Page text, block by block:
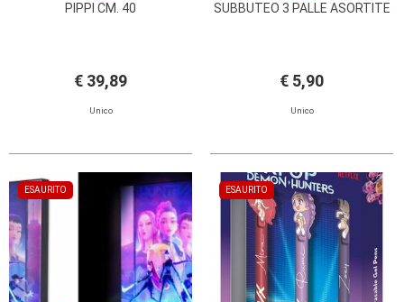
PIPPI CM. 40
€ 39,89
Unico
SUBBUTEO 3 PALLE ASORTITE
€ 5,90
Unico
ESAURITO ESAURITO